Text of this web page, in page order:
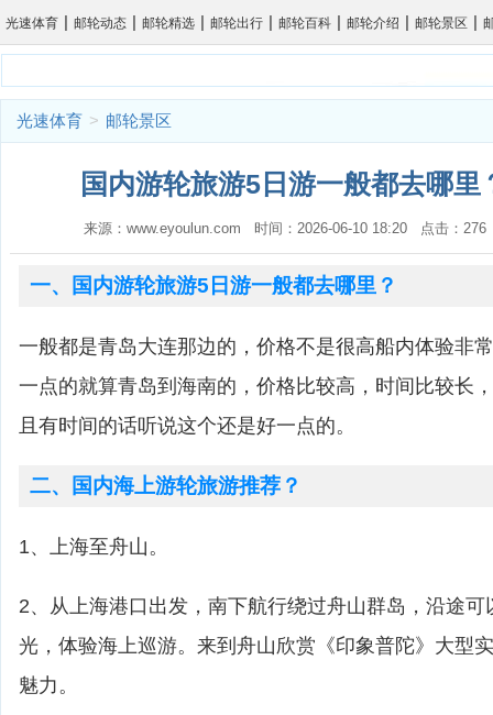
光速体育 | 邮轮动态 | 邮轮精选 | 邮轮出行 | 邮轮百科 | 邮轮介绍 | 邮轮景区 |
光速体育 > 邮轮景区
国内游轮旅游5日游一般都去哪里
来源：www.eyoulun.com 时间：2026-06-10 18:20 点击：
一、国内游轮旅游5日游一般都去哪里？
一般都是青岛大连那边的，价格不是很高船内体验非
一点的就算青岛到海南的，价格比较高，时间比较长
且有时间的话听说这个还是好一点的。
二、国内海上游轮旅游推荐？
1、上海至舟山。
2、从上海港口出发，南下航行绕过舟山群岛，沿途
光，体验海上巡游。来到舟山欣赏《印象普陀》大型
魅力。